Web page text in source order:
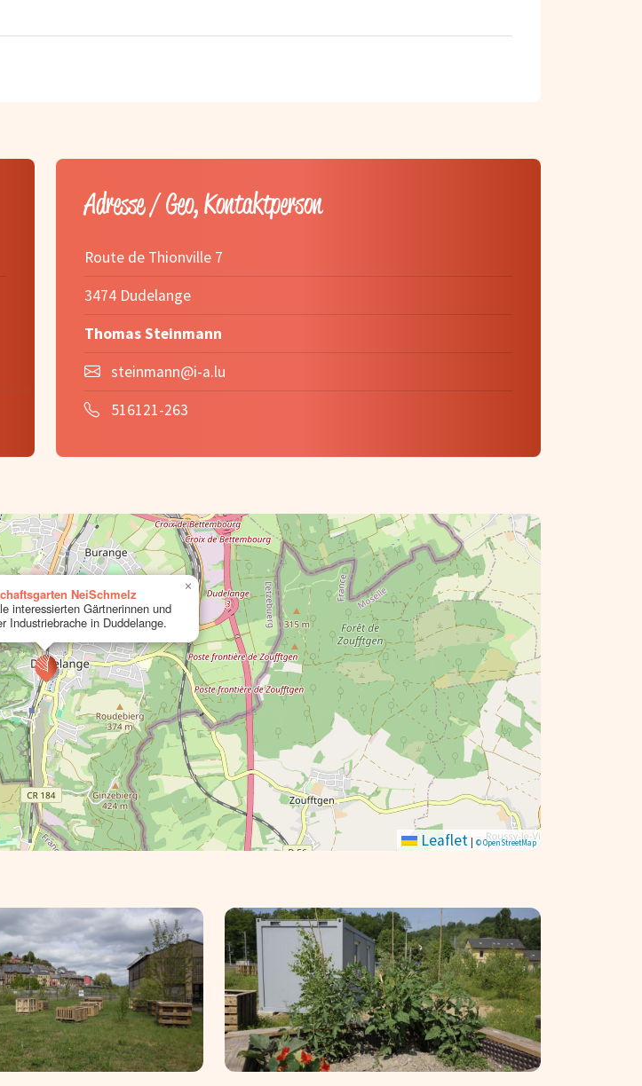
Adresse / Geo, Kontaktperson
Route de Thionville 7
3474 Dudelange
Thomas Steinmann
steinmann@i-a.lu
516121-263
NeiSchmelz
interessierten Gärtnerinnen und
Industriebrache in Duddelange.
×
Leaflet | © OpenStreetMap